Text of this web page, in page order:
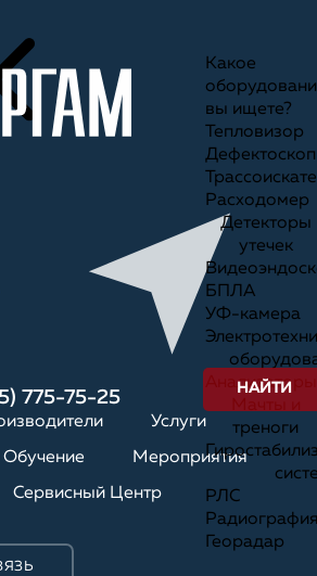
775-75-25
Услуги
Обучение Мероприятия
Сервисный Центр
Какое
вы ищете?
Тепловизор
Дефектоскоп
Расходомер
Детекторы
утечек
БПЛА
УФ-камера
Анализаторы
треноги
РЛС
Георадар
НАЙТИ